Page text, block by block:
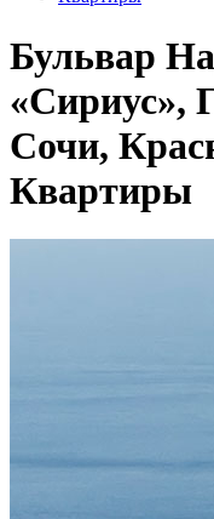
Бульвар
«Сириус»,
Сочи,
Квартиры